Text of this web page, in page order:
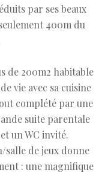
par ses beaux
400m du
de 200m2 habitable
vie avec sa cuisine
complété par une
suite parentale
un WC invité.
salle de jeux donne
: une magnifique